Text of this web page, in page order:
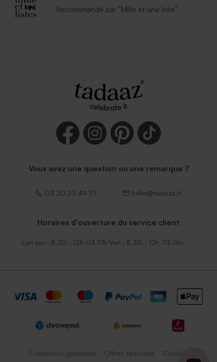
Recommandé par "Mille et une liste"
Vous avez une question ou une remarque ?
03 20 23 49 77 hello@tadaaz.fr
Horaires d'ouverture du service client
Lun-jeu : 8.30 - 12h /13-17h Ven : 8.30 - 12h /13-16h
Conditions générales Offres spéciales Cookies